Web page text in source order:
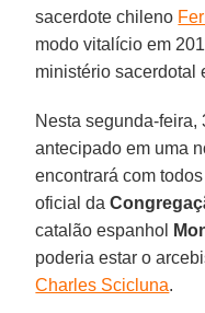
sacerdote chileno
modo vitalício em
ministério sacerdotal
Nesta segunda-feira,
antecipado em uma
encontrará com
oficial da
catalão espanhol
poderia estar o
Charles Scicluna.